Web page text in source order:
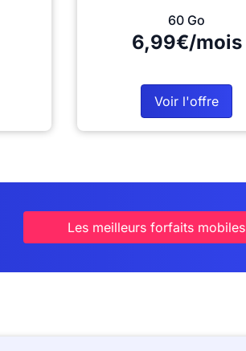
60 Go
6,99€/mois
Voir l'offre
Les meilleurs forfaits mobiles